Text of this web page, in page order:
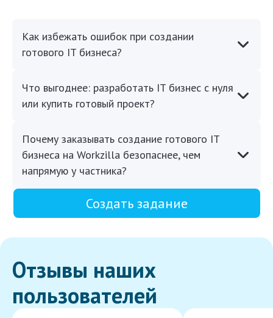
Как избежать ошибок при создании
готового IT бизнеса?
Что выгоднее: разработать IT бизнес с нуля
или купить готовый проект?
Почему заказывать создание готового IT
бизнеса на Workzilla безопаснее, чем
напрямую у частника?
Создать задание
Отзывы наших
пользователей